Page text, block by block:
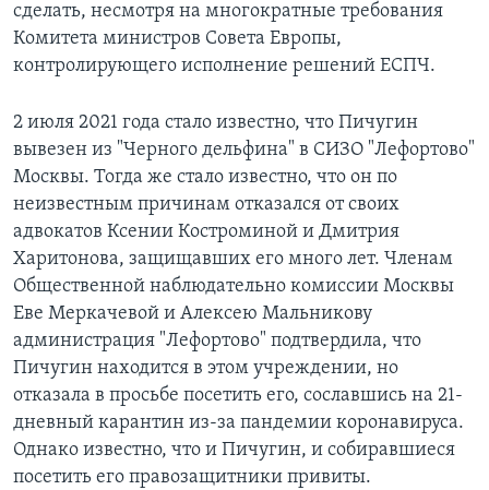
сделать, несмотря на многократные требования
Комитета министров Совета Европы,
контролирующего исполнение решений ЕСПЧ.
2 июля 2021 года стало известно, что Пичугин
вывезен из "Черного дельфина" в СИЗО "Лефортово"
Москвы. Тогда же стало известно, что он по
неизвестным причинам отказался от своих
адвокатов Ксении Костроминой и Дмитрия
Харитонова, защищавших его много лет. Членам
Общественной наблюдательно комиссии Москвы
Еве Меркачевой и Алексею Мальникову
администрация "Лефортово" подтвердила, что
Пичугин находится в этом учреждении, но
отказала в просьбе посетить его, сославшись на 21-
дневный карантин из-за пандемии коронавируса.
Однако известно, что и Пичугин, и собиравшиеся
посетить его правозащитники привиты.